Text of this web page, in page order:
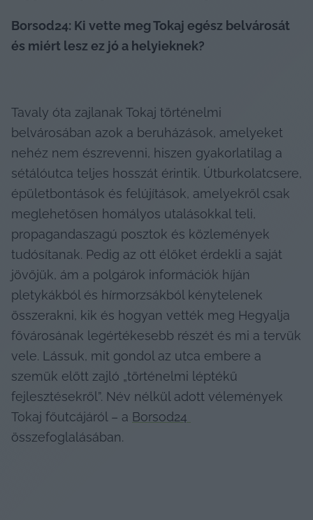
Borsod24: Ki vette meg Tokaj egész belvárosát
és miért lesz ez jó a helyieknek?
Tavaly óta zajlanak Tokaj történelmi
belvárosában azok a beruházások, amelyeket
nehéz nem észrevenni, hiszen gyakorlatilag a
sétálóutca teljes hosszát érintik. Útburkolatcsere,
épületbontások és felújítások, amelyekről csak
meglehetősen homályos utalásokkal teli,
propagandaszagú posztok és közlemények
tudósítanak. Pedig az ott élőket érdekli a saját
jövőjük, ám a polgárok információk híján
pletykákból és hírmorzsákból kénytelenek
összerakni, kik és hogyan vették meg Hegyalja
fővárosának legértékesebb részét és mi a tervük
vele. Lássuk, mit gondol az utca embere a
szemük előtt zajló „történelmi léptékű
fejlesztésekről”. Név nélkül adott vélemények
Tokaj főutcájáról – a
összefoglalásában.